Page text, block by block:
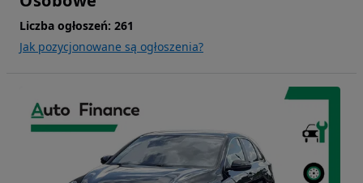
Liczba ogłoszeń: 261
Jak pozycjonowane są ogłoszenia?